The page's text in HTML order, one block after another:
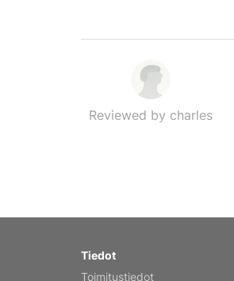
Reviewed by charles
Tiedot
Toimitustiedot